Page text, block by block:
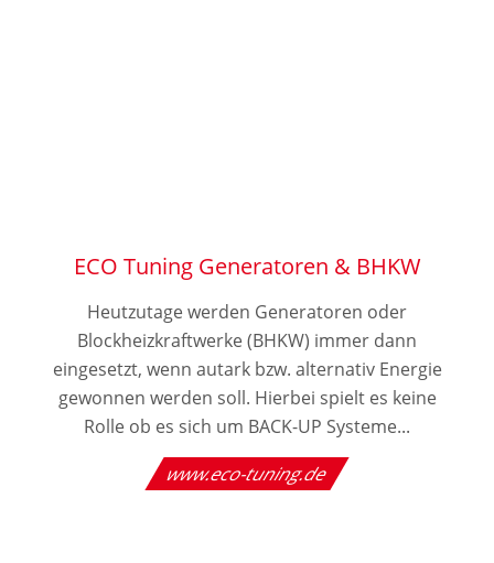
ECO Tuning Generatoren & BHKW
Heutzutage werden Generatoren oder
Blockheizkraftwerke (BHKW) immer dann
eingesetzt, wenn autark bzw. alternativ Energie
gewonnen werden soll. Hierbei spielt es keine
Rolle ob es sich um BACK-UP Systeme...
www.eco-tuning.de